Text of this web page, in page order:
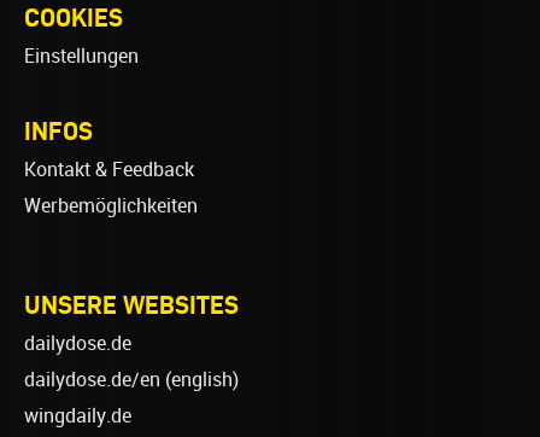
COOKIES
Einstellungen
INFOS
Kontakt & Feedback
Werbemöglichkeiten
UNSERE WEBSITES
dailydose.de
dailydose.de/en (english)
wingdaily.de